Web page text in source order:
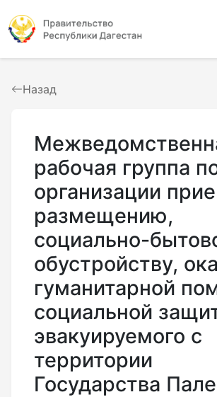
Назад
рабочая группа
организации
размещению,
социально-
обустройству,
гуманитарной
социальной
эвакуируемого с
территории
Государства